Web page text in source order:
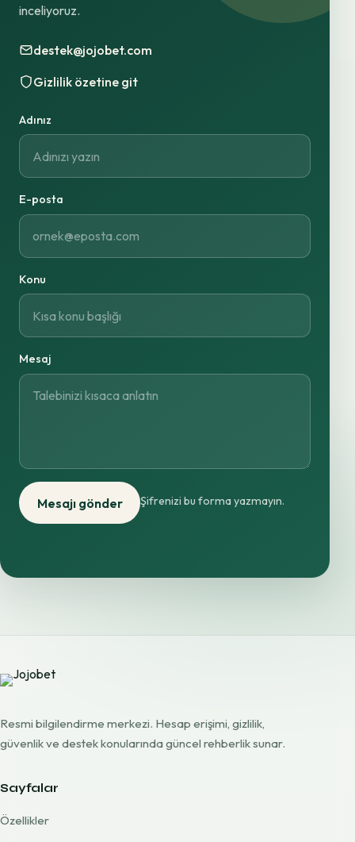
inceliyoruz.
destek@jojobet.com
Gizlilik özetine git
Adınız
E-posta
Konu
Mesaj
Mesajı gönder Şifrenizi bu forma yazmayın.
Resmi bilgilendirme merkezi. Hesap erişimi, gizlilik,
güvenlik ve destek konularında güncel rehberlik sunar.
Sayfalar
Özellikler